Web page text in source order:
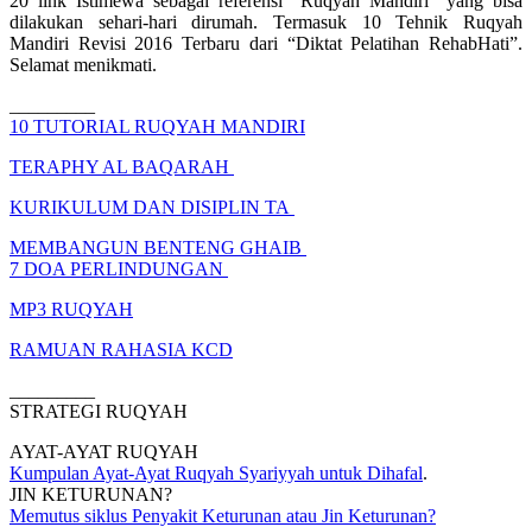
dilakukan sehari-hari dirumah. Termasuk 10 Tehnik Ruqyah
Mandiri Revisi 2016 Terbaru dari “Diktat Pelatihan RehabHati”.
Selamat menikmati.
10 TUTORIAL RUQYAH MANDIRI
TERAPHY AL BAQARAH
KURIKULUM DAN DISIPLIN TA
MEMBANGUN BENTENG GHAIB
7 DOA PERLINDUNGAN
MP3 RUQYAH
RAMUAN RAHASIA KCD
STRATEGI RUQYAH
AYAT-AYAT RUQYAH
Kumpulan Ayat-Ayat Ruqyah Syariyyah untuk Dihafal.
JIN KETURUNAN?
Memutus siklus Penyakit Keturunan atau Jin Keturunan?